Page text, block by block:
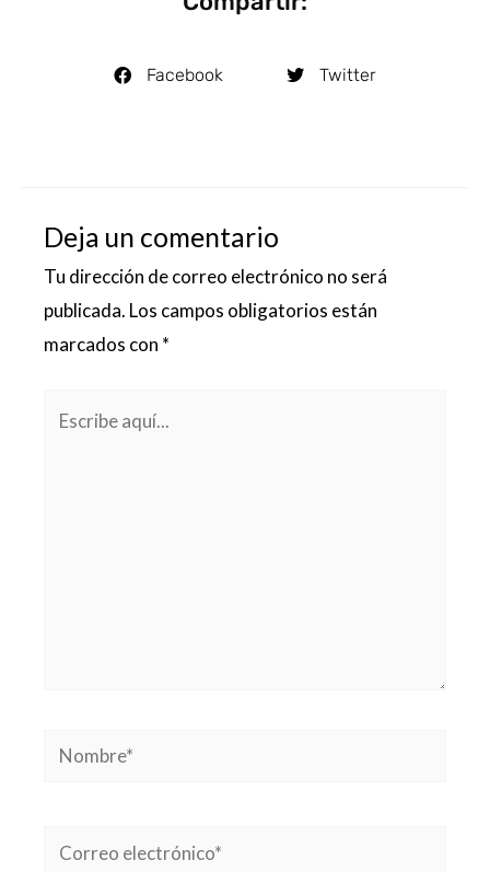
Facebook Twitter
Deja un comentario
Tu dirección de correo electrónico no será
publicada. Los campos obligatorios están
marcados con *
Nombre*
Correo